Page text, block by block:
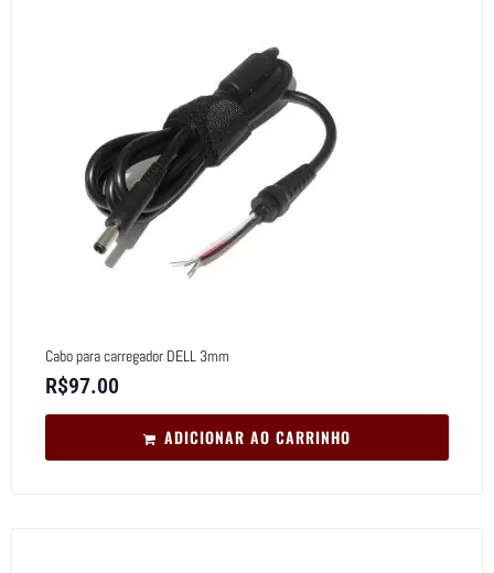
Cabo para carregador DELL 3mm
R$97.00
ADICIONAR AO CARRINHO